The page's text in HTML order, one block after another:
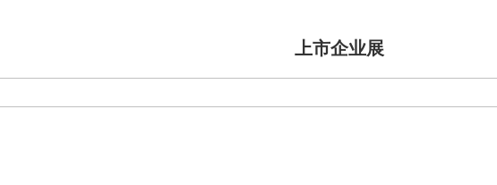
上市企业展